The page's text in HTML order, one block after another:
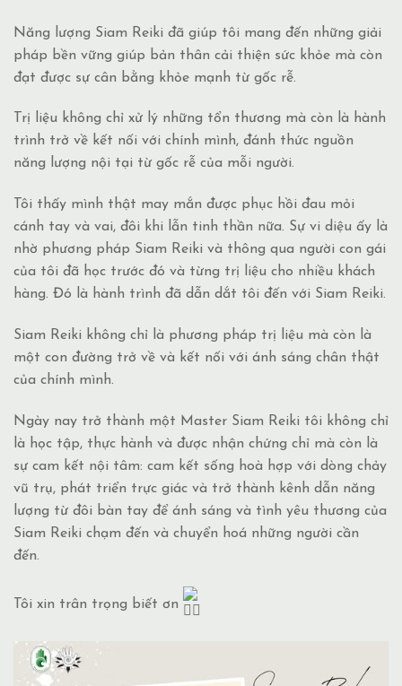
Năng lượng Siam Reiki đã giúp tôi mang đến những giải
pháp bền vững giúp bản thân cải thiện sức khỏe mà còn
đạt được sự cân bằng khỏe mạnh từ gốc rễ.
Trị liệu không chỉ xử lý những tổn thương mà còn là hành
trình trở về kết nối với chính mình, đánh thức nguồn
năng lượng nội tại từ gốc rễ của mỗi người.
Tôi thấy mình thật may mắn được phục hồi đau mỏi
cánh tay và vai, đôi khi lẫn tinh thần nữa. Sự vi diệu ấy là
nhờ phương pháp Siam Reiki và thông qua người con gái
của tôi đã học trước đó và từng trị liệu cho nhiều khách
hàng. Đó là hành trình đã dẫn dắt tôi đến với Siam Reiki.
Siam Reiki không chỉ là phương pháp trị liệu mà còn là
một con đường trở về và kết nối với ánh sáng chân thật
của chính mình.
Ngày nay trở thành một Master Siam Reiki tôi không chỉ
là học tập, thực hành và được nhận chứng chỉ mà còn là
sự cam kết nội tâm: cam kết sống hoà hợp với dòng chảy
vũ trụ, phát triển trực giác và trở thành kênh dẫn năng
lượng từ đôi bàn tay để ánh sáng và tình yêu thương của
Siam Reiki chạm đến và chuyển hoá những người cần
đến.
Tôi xin trân trọng biết ơn